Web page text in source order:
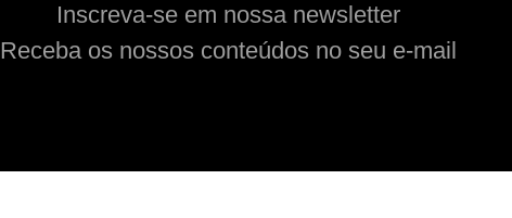
Inscreva-se em nossa newsletter
Receba os nossos conteúdos no seu e-mail